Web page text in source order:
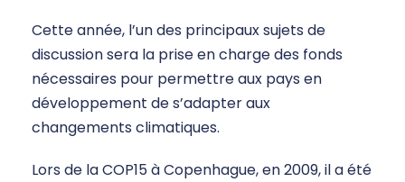
Cette année, l’un des principaux sujets de
discussion sera la prise en charge des fonds
nécessaires pour permettre aux pays en
développement de s’adapter aux
changements climatiques.
Lors de la COP15 à Copenhague, en 2009, il a été